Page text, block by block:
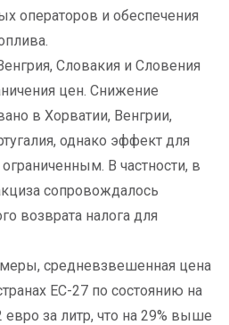
операторов и обеспечения
Словакия и Словения
цен. Снижение
в Хорватии, Венгрии,
однако эффект для
В частности, в
сопровождалось
возврата налога для
средневзвешенная цена
ЕС-27 по состоянию на
евро за литр, что на 29% выше